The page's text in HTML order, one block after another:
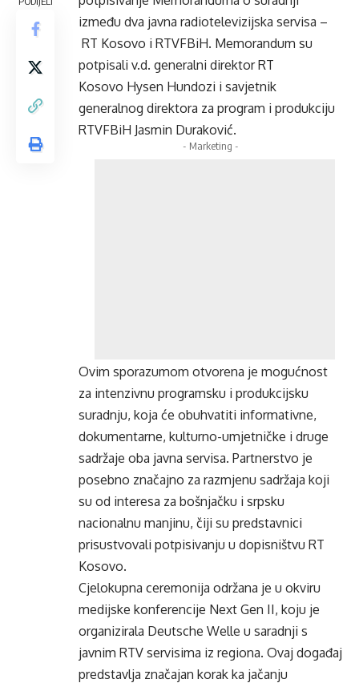
između dva javna radiotelevizijska servisa –
RT Kosovo i RTVFBiH. Memorandum su
potpisali v.d. generalni direktor RT
Kosovo Hysen Hundozi i savjetnik
generalnog direktora za program i produkciju
RTVFBiH Jasmin Duraković.
- Marketing -
Ovim sporazumom otvorena je mogućnost
za intenzivnu programsku i produkcijsku
suradnju, koja će obuhvatiti informativne,
dokumentarne, kulturno-umjetničke i druge
sadržaje oba javna servisa. Partnerstvo je
posebno značajno za razmjenu sadržaja koji
su od interesa za bošnjačku i srpsku
nacionalnu manjinu, čiji su predstavnici
prisustvovali potpisivanju u dopisništvu RT
Kosovo.
Cjelokupna ceremonija održana je u okviru
medijske konferencije Next Gen II, koju je
organizirala Deutsche Welle u saradnji s
javnim RTV servisima iz regiona. Ovaj događaj
predstavlja značajan korak ka jačanju